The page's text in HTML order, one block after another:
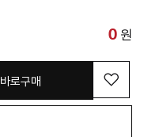
0 원
바로구매